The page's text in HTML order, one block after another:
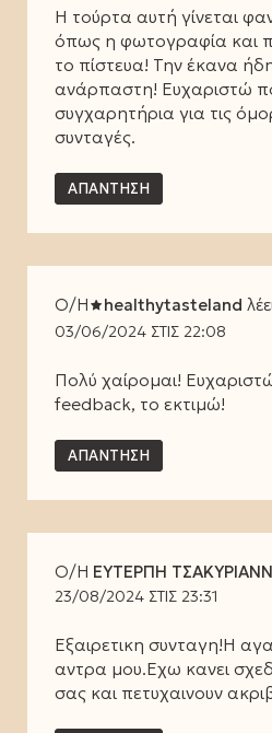
Η τούρτα αυτή γίνεται
όπως η φωτογραφία και
το πίστευα! Την έκανα
ανάρπαστη! Ευχαριστώ
συγχαρητήρια για τις
συνταγές.
ΑΠΆΝΤΗΣΗ
Ο/Η healthytasteland
03/06/2024 ΣΤΙΣ 22:08
Πολύ χαίρομαι!
feedback, το εκτιμώ!
ΑΠΆΝΤΗΣΗ
Ο/Η ΕΥΤΕΡΠΗ
23/08/2024 ΣΤΙΣ 23:31
Εξαιρετικη συνταγη!Η
αντρα μου.Εχω κανει
σας και πετυχαινουν